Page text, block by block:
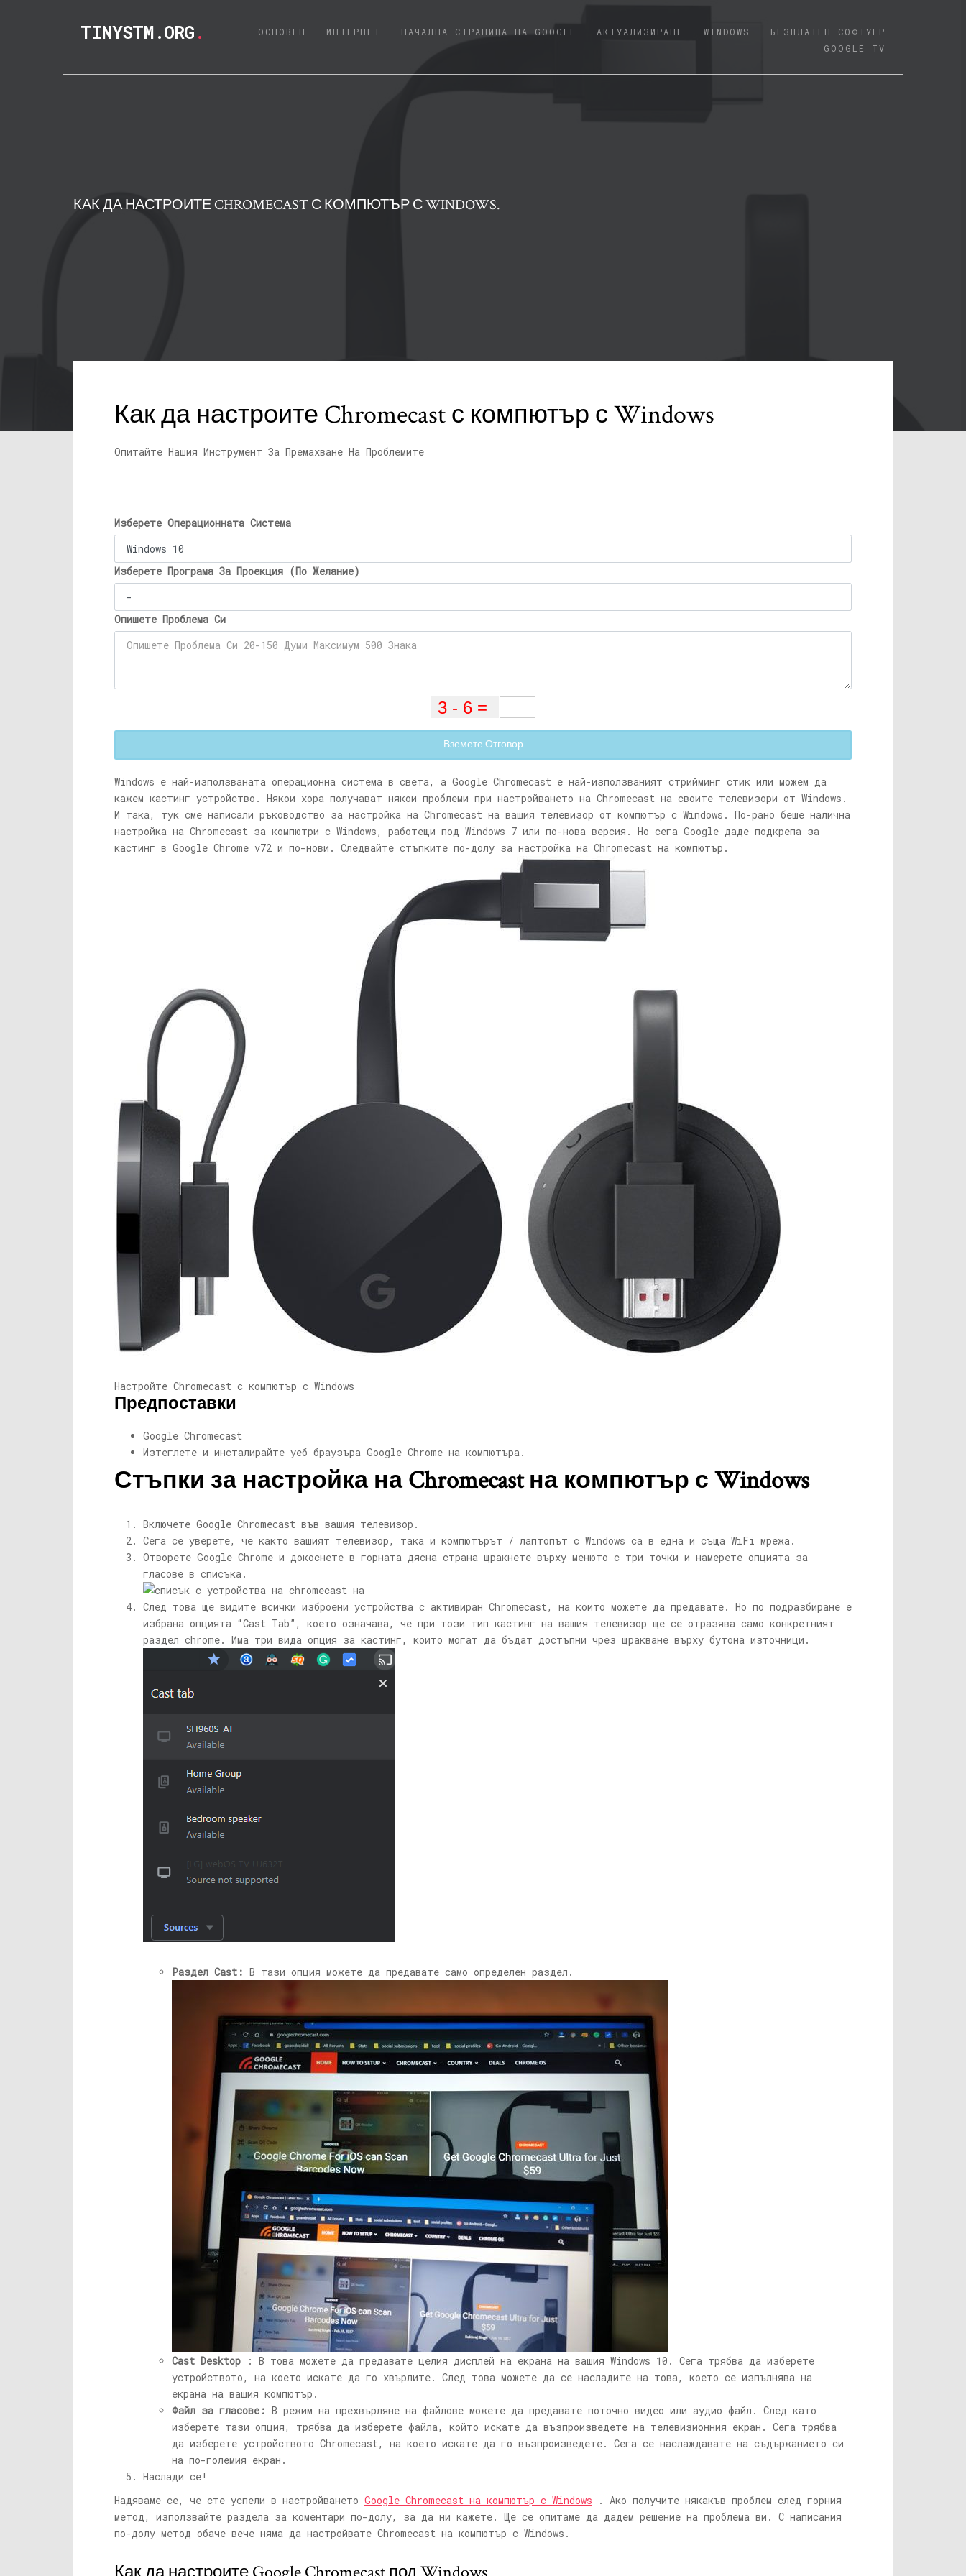
TINYSTM.ORG. ОСНОВЕН (CURRENT)
ИНТЕРНЕТ НАЧАЛНА СТРАНИЦА НА GOOGLE АКТУАЛИЗИРАНЕ WINDOWS
БЕЗПЛАТЕН СОФТУЕР
GOOGLE TV
КАК ДА НАСТРОИТЕ CHROMECAST С КОМПЮТЪР С WINDOWS.
Как да настроите Chromecast с компютър с Windows
Опитайте Нашия Инструмент За Премахване На Проблемите
Изберете Операционната Система
Изберете Програма За Проекция (По Желание)
Опишете Проблема Си
Вземете Отговор
Windows е най-използваната операционна система в света, а Google Chromecast е най-използваният стрийминг стик или можем да
кажем кастинг устройство. Някои хора получават някои проблеми при настройването на Chromecast на своите телевизори от Windows.
И така, тук сме написали ръководство за настройка на Chromecast на вашия телевизор от компютър с Windows. По-рано беше налична
настройка на Chromecast за компютри с Windows, работещи под Windows 7 или по-нова версия. Но сега Google даде подкрепа за
кастинг в Google Chrome v72 и по-нови. Следвайте стъпките по-долу за настройка на Chromecast на компютър.
Настройте Chromecast с компютър с Windows
Предпоставки
Google Chromecast
Изтеглете и инсталирайте уеб браузъра Google Chrome на компютъра.
Стъпки за настройка на Chromecast на компютър с Windows
Включете Google Chromecast във вашия телевизор.
Сега се уверете, че както вашият телевизор, така и компютърът / лаптопът с Windows са в една и съща WiFi мрежа.
Отворете Google Chrome и докоснете в горната дясна страна щракнете върху менюто с три точки и намерете опцията за
гласове в списъка.
След това ще видите всички изброени устройства с активиран Chromecast, на които можете да предавате. Но по подразбиране е
избрана опцията “Cast Tab”, което означава, че при този тип кастинг на вашия телевизор ще се отразява само конкретният
раздел chrome. Има три вида опция за кастинг, които могат да бъдат достъпни чрез щракване върху бутона източници.
Раздел Cast: В тази опция можете да предавате само определен раздел.
Cast Desktop : В това можете да предавате целия дисплей на екрана на вашия Windows 10. Сега трябва да изберете
устройството, на което искате да го хвърлите. След това можете да се насладите на това, което се изпълнява на
екрана на вашия компютър.
Файл за гласове: В режим на прехвърляне на файлове можете да предавате поточно видео или аудио файл. След като
изберете тази опция, трябва да изберете файла, който искате да възпроизведете на телевизионния екран. Сега трябва
да изберете устройството Chromecast, на което искате да го възпроизведете. Сега се наслаждавате на съдържанието си
на по-големия екран.
Наслади се!
Надяваме се, че сте успели в настройването Google Chromecast на компютър с Windows . Ако получите някакъв проблем след горния
метод, използвайте раздела за коментари по-долу, за да ни кажете. Ще се опитаме да дадем решение на проблема ви. С написания
по-долу метод обаче вече няма да настройвате Chromecast на компютър с Windows.